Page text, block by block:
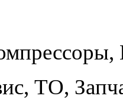
ТО,